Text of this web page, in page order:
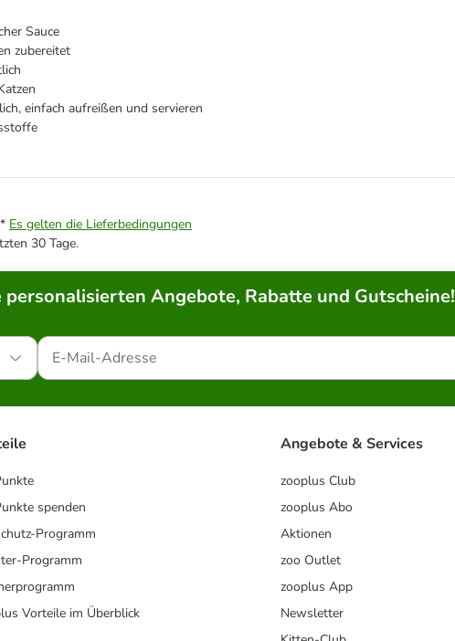
Sauce
zubereitet
einfach aufreißen und servieren
Es gelten die Lieferbedingungen
30 Tage.
personalisierten Angebote, Rabatte und Gutscheine!
spenden
Programm
Programm
Vorteile im Überblick
Angebote & Services
zooplus Club
zooplus Abo
Aktionen
zoo Outlet
zooplus App
Newsletter